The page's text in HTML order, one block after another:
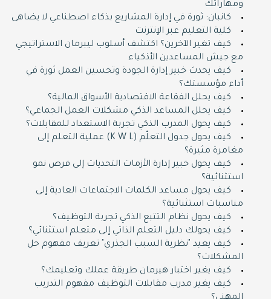
ومهاراتك
كانبان: ثورة في إدارة المشاريع بذكاء اصطناعي لا يضاهى
كلية التعليم عبر الإنترنت
كيف تغير الآخرين؟ اكتشف أسلوب ليبرمان الاستراتيجي
مع جيش المساعدين الأذكياء
كيف يحدث خبير إدارة الجودة وتحسين العمل ثورة في
أداء مؤسستك؟
كيف يحلل الفقاعة الاقتصادية الأسواق المالية؟
كيف يحلل المساعد الذكي مشكلات العمل الجماعي؟
كيف يحول المدرب الذكي تجربة الاستعداد للمقابلات؟
كيف يحول جدول التعلّم (K W L) عملية التعلم إلى
مغامرة مثيرة؟
كيف يحول خبير إدارة الأزمات التحديات إلى فرص نمو
استثنائية؟
كيف يحول مساعد الكلمات الاجتماعات العادية إلى
مناسبات استثنائية؟
كيف يحول نظام التتبع الذكي تجربة التوظيف؟
كيف يحولك دليل التعلم الذاتي إلى متعلم استثنائي؟
كيف يعيد "نظرية السبب الجذري" تعريف مفهوم حل
المشكلات؟
كيف يغير اختبار هيرمان طريقة عملك وتعليمك؟
كيف يغير مدرب مقابلات التوظيف مفهوم التدريب